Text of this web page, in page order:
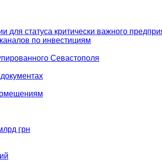
для статуса критически важного
по инвестициям
Севастополя
грн